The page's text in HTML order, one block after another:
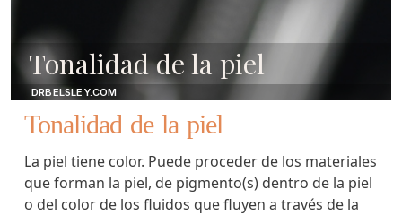
Tonalidad de la piel
DRBELSLEY.COM
Tonalidad de la piel
La piel tiene color. Puede proceder de los materiales
que forman la piel, de pigmento(s) dentro de la piel
o del color de los fluidos que fluyen a través de la